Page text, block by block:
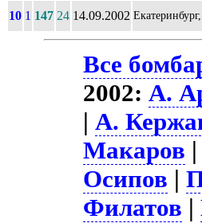
10 1 147 24 14.09.2002
Все
2002:А.
|А.
Макаров
Осипов |
Филатов |